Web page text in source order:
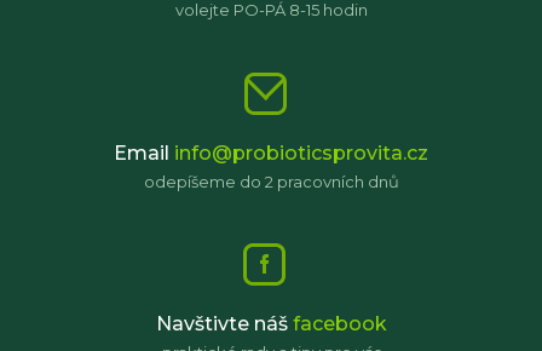
volejte PO-PÁ 8-15 hodin
Email info@probioticsprovita.cz
odepíšeme do 2 pracovních dnů
Navštivte náš facebook